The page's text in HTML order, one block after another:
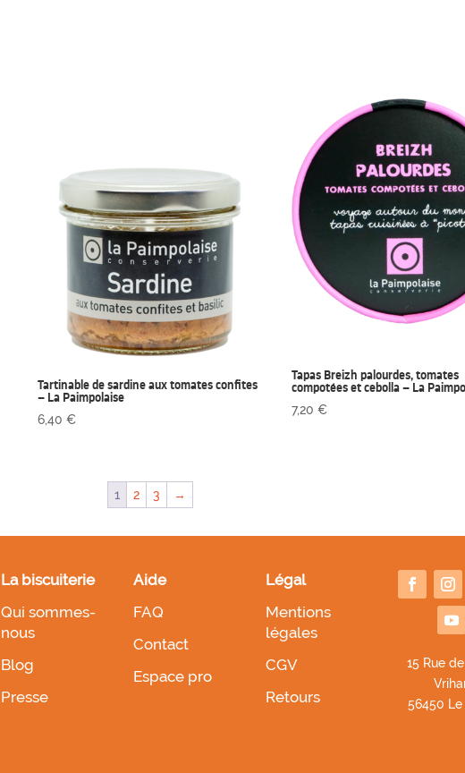
Tartinable de sardine aux tomates confites
– La Paimpolaise
6,40€
Tapas Breizh palourdes, tomates
compotées et cebolla – La
7,20€
1 2 3 →
La biscuiterie
Qui sommes-
nous
Blog
Presse
Aide
FAQ
Contact
Espace pro
Légal
Mentions
légales
CGV
Retours
15 Rue
56450 Le